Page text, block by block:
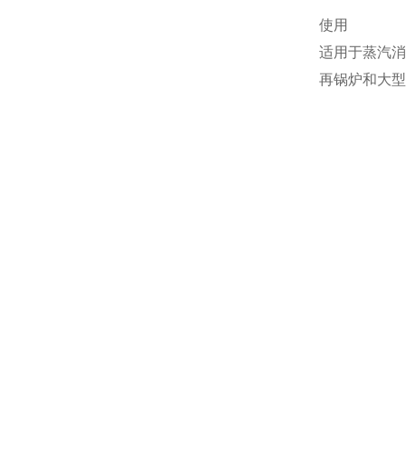
使用
适用于蒸汽
再锅炉和大